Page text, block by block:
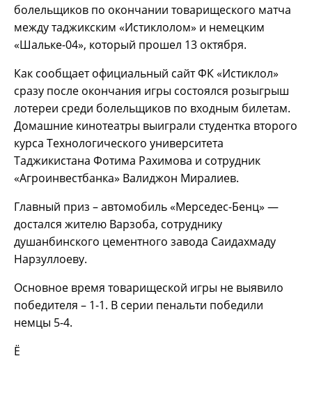
болельщиков по окончании товарищеского матча
между таджикским «Истиклолом» и немецким
«Шальке-04», который прошел 13 октября.
Как сообщает официальный сайт ФК «Истиклол»
сразу после окончания игры состоялся розыгрыш
лотереи среди болельщиков по входным билетам.
Домашние кинотеатры выиграли студентка второго
курса Технологического университета
Таджикистана Фотима Рахимова и сотрудник
«Агроинвестбанка» Валиджон Миралиев.
Главный приз – автомобиль «Мерседес-Бенц» —
достался жителю Варзоба, сотруднику
душанбинского цементного завода Саидахмаду
Нарзуллоеву.
Основное время товарищеской игры не выявило
победителя – 1-1. В серии пенальти победили
немцы 5-4.
Ё